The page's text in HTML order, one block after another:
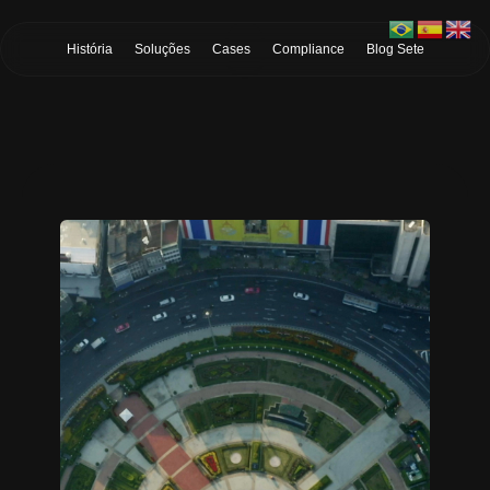
História Soluções Cases Compliance Blog Sete